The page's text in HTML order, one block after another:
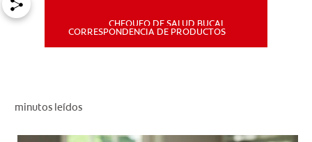
CHEQUEO DE SALUD BUCAL
CORRESPONDENCIA DE PRODUCTOS
minutos leídos